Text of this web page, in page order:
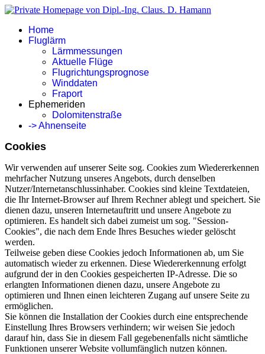
Home
Fluglärm
Lärmmessungen
Aktuelle Flüge
Flugrichtungsprognose
Winddaten
Fraport
Ephemeriden
Dolomitenstraße
-> Ahnenseite
Cookies
Wir verwenden auf unserer Seite sog. Cookies zum Wiedererkennen
mehrfacher Nutzung unseres Angebots, durch denselben
Nutzer/Internetanschlussinhaber. Cookies sind kleine Textdateien,
die Ihr Internet-Browser auf Ihrem Rechner ablegt und speichert. Sie
dienen dazu, unseren Internetauftritt und unsere Angebote zu
optimieren. Es handelt sich dabei zumeist um sog. "Session-
Cookies", die nach dem Ende Ihres Besuches wieder gelöscht
werden.
Teilweise geben diese Cookies jedoch Informationen ab, um Sie
automatisch wieder zu erkennen. Diese Wiedererkennung erfolgt
aufgrund der in den Cookies gespeicherten IP-Adresse. Die so
erlangten Informationen dienen dazu, unsere Angebote zu
optimieren und Ihnen einen leichteren Zugang auf unsere Seite zu
ermöglichen.
Sie können die Installation der Cookies durch eine entsprechende
Einstellung Ihres Browsers verhindern; wir weisen Sie jedoch
darauf hin, dass Sie in diesem Fall gegebenenfalls nicht sämtliche
Funktionen unserer Website vollumfänglich nutzen können.